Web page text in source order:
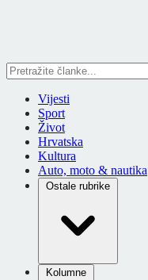
Vijesti
Sport
Život
Hrvatska
Kultura
Auto, moto & nautika
Ostale rubrike
Kolumne